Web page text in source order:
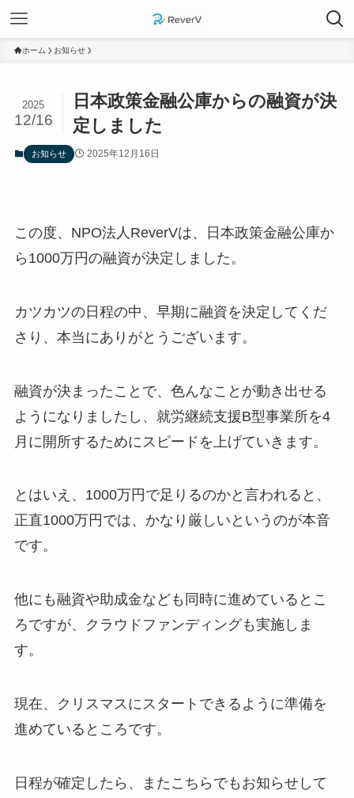
ホーム お知らせ
日本政策金融公庫からの融資が決
定しました
2025
12/16
お知らせ 2025年12月16日
この度、NPO法人ReverVは、日本政策金融公庫か
ら1000万円の融資が決定しました。
カツカツの日程の中、早期に融資を決定してくだ
さり、本当にありがとうございます。
融資が決まったことで、色んなことが動き出せる
ようになりましたし、就労継続支援B型事業所を4
月に開所するためにスピードを上げていきます。
とはいえ、1000万円で足りるのかと言われると、
正直1000万円では、かなり厳しいというのが本音
です。
他にも融資や助成金なども同時に進めているとこ
ろですが、クラウドファンディングも実施しま
す。
現在、クリスマスにスタートできるように準備を
進めているところです。
日程が確定したら、またこちらでもお知らせして